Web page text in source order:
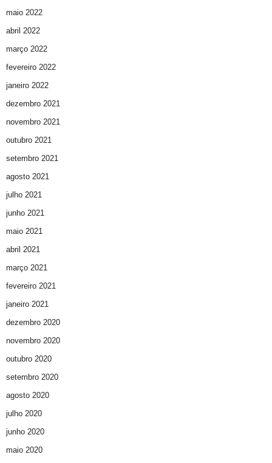
maio 2022
abril 2022
março 2022
fevereiro 2022
janeiro 2022
dezembro 2021
novembro 2021
outubro 2021
setembro 2021
agosto 2021
julho 2021
junho 2021
maio 2021
abril 2021
março 2021
fevereiro 2021
janeiro 2021
dezembro 2020
novembro 2020
outubro 2020
setembro 2020
agosto 2020
julho 2020
junho 2020
maio 2020